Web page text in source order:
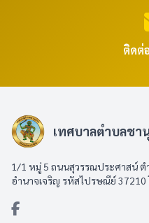
ติดต่
เทศบาลตำบลชา
1/1 หมู่ 5 ถนนสุวรรณประศาสน์ ต
อำนาจเจริญ รหัสไปรษณีย์ 37210